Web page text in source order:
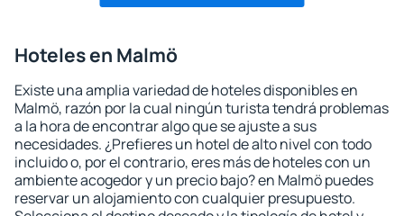
Hoteles en Malmö
Existe una amplia variedad de hoteles disponibles en
Malmö, razón por la cual ningún turista tendrá problemas
a la hora de encontrar algo que se ajuste a sus
necesidades. ¿Prefieres un hotel de alto nivel con todo
incluido o, por el contrario, eres más de hoteles con un
ambiente acogedor y un precio bajo? en Malmö puedes
reservar un alojamiento con cualquier presupuesto.